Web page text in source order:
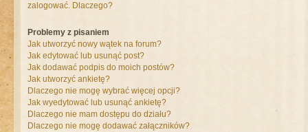
zalogować. Dlaczego?
Problemy z pisaniem
Jak utworzyć nowy wątek na forum?
Jak edytować lub usunąć post?
Jak dodawać podpis do moich postów?
Jak utworzyć ankietę?
Dlaczego nie mogę wybrać więcej opcji?
Jak wyedytować lub usunąć ankietę?
Dlaczego nie mam dostępu do działu?
Dlaczego nie mogę dodawać załączników?